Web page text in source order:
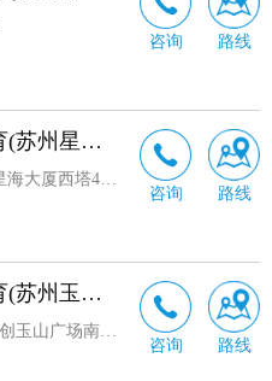
咨询 路线
苏州吴中区海豚教育(苏州星海校区)
咨询 路线
苏州虎丘区海豚教育(苏州玉山路校区)
咨询 路线